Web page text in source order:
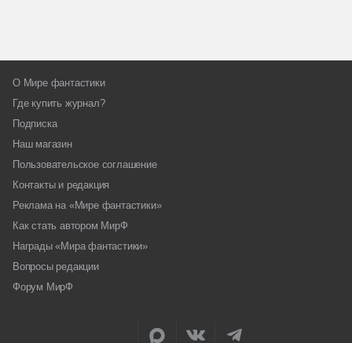
О Мире фантастики
Где купить журнал?
Подписка
Наш магазин
Пользовательское соглашение
Контакты и редакция
Реклама на «Мире фантастики»
Как стать автором МирФ
Награды «Мира фантастики»
Вопросы редакции
Форум МирФ